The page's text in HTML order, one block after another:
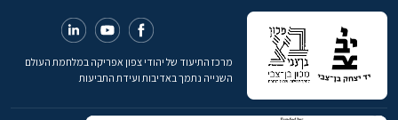
מרכז התיעוד של יהודי צפון אפריקה במלחמת העולם
השנייה נתמך באדיבות ועידת התביעות